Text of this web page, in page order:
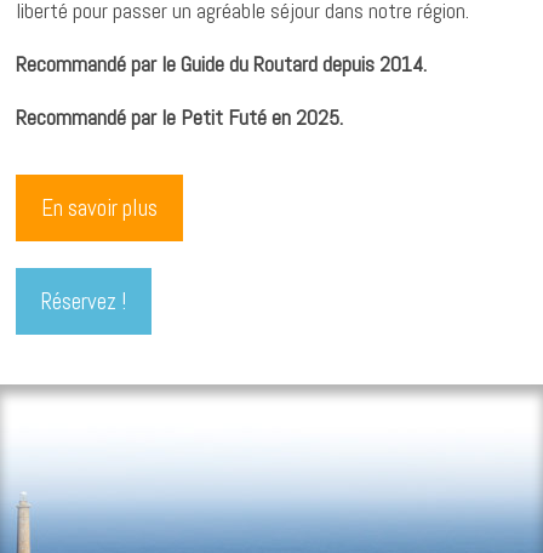
liberté pour passer un agréable séjour dans notre région.
Recommandé par le Guide du Routard depuis 2014.
Recommandé par le Petit Futé en 2025.
En savoir plus
Réservez !